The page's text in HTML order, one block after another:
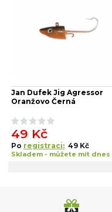
Jan Dufek Jig Agressor
Oranžovo Černá
49 Kč
Po registraci: 49 Kč
Skladem - můžete mít dnes